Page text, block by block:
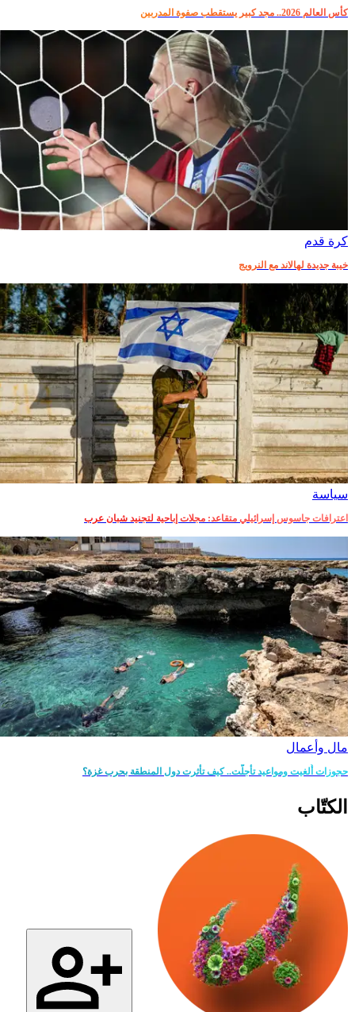
كأس العالم 2026.. مجد كبير يستقطب صفوة المدربين
كرة قدم
خيبة جديدة لهالاند مع النرويج
سياسة
اعترافات جاسوس إسرائيلي متقاعد: مجلات إباحية لتجنيد شبان عرب
مال وأعمال
حجوزات أُلغيت ومواعيد تأجلّت.. كيف تأثرت دول المنطقة بحرب غزة؟
الكتّاب